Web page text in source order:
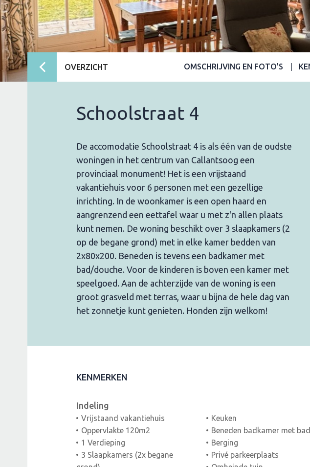
OVERZICHT OMSCHRIJVING EN FOTO'S
Schoolstraat 4
De accomodatie Schoolstraat 4 is als één van de oudste
woningen in het centrum van Callantsoog een
provinciaal monument! Het is een vrijstaand
vakantiehuis voor 6 personen met een gezellige
inrichting. In de woonkamer is een open haard en
aangrenzend een eettafel waar u met z'n allen plaats
kunt nemen. De woning beschikt over 3 slaapkamers (2
op de begane grond) met in elke kamer bedden van
2x80x200. Beneden is tevens een badkamer met
bad/douche. Voor de kinderen is boven een kamer met
speelgoed. Aan de achterzijde van de woning is een
groot grasveld met terras, waar u bijna de hele dag van
het zonnetje kunt genieten. Honden zijn welkom!
KENMERKEN
Indeling
Vrijstaand vakantiehuis
Oppervlakte 120m2
1 Verdieping
3 Slaapkamers (2x begane
Keuken
Beneden badkamer met bad
Berging
Privé parkeerplaats